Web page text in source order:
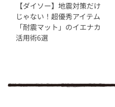
【ダイソー】地震対策だけ
じゃない！超優秀アイテム
「耐震マット」のイエナカ
活用術6選